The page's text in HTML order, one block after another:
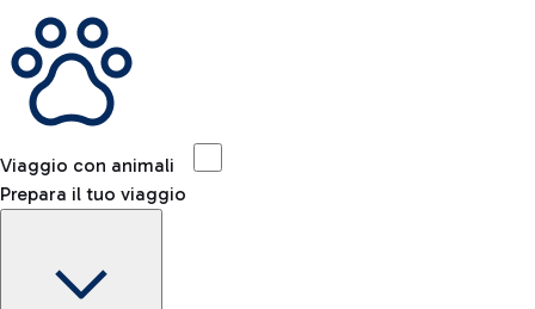
Viaggio con animali
Prepara il tuo viaggio